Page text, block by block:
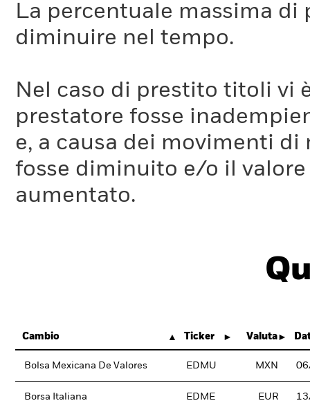
La percentuale massima
diminuire nel tempo.
Nel caso di prestito titoli vi
prestatore fosse
e, a causa dei movimenti
fosse diminuito e/o il
aumentato.
Cambio Ticker Valuta
Bolsa Mexicana De Valores EDMU MXN
Borsa Italiana EDME EUR